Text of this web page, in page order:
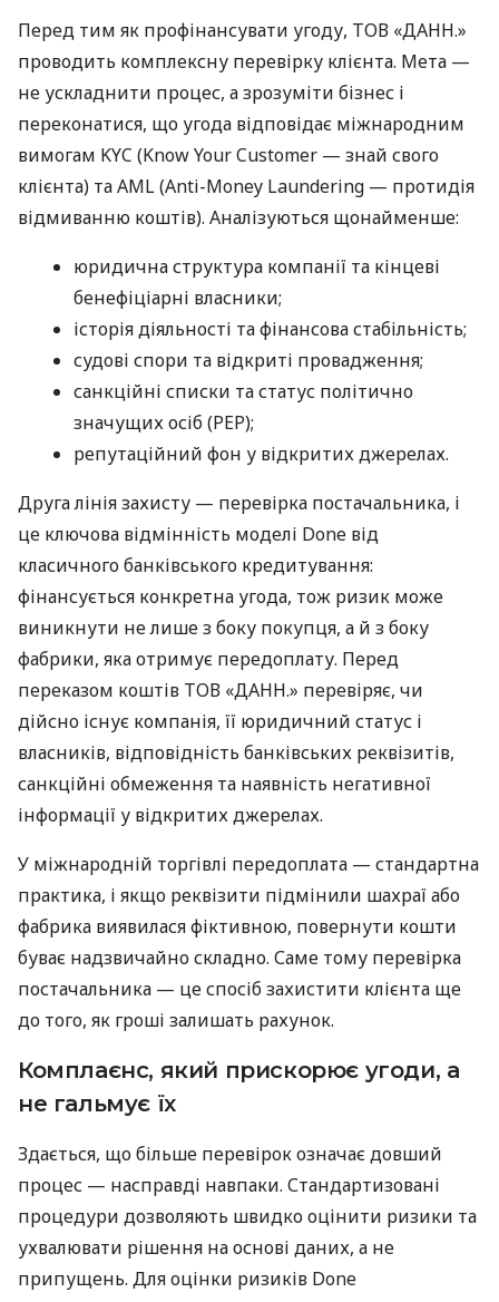
Перед тим як профінансувати угоду, ТОВ «ДАНН.»
проводить комплексну перевірку клієнта. Мета —
не ускладнити процес, а зрозуміти бізнес і
переконатися, що угода відповідає міжнародним
вимогам KYC (Know Your Customer — знай свого
клієнта) та AML (Anti-Money Laundering — протидія
відмиванню коштів). Аналізуються щонайменше:
юридична структура компанії та кінцеві
бенефіціарні власники;
історія діяльності та фінансова стабільність;
судові спори та відкриті провадження;
санкційні списки та статус політично
значущих осіб (PEP);
репутаційний фон у відкритих джерелах.
Друга лінія захисту — перевірка постачальника, і
це ключова відмінність моделі Done від
класичного банківського кредитування:
фінансується конкретна угода, тож ризик може
виникнути не лише з боку покупця, а й з боку
фабрики, яка отримує передоплату. Перед
переказом коштів ТОВ «ДАНН.» перевіряє, чи
дійсно існує компанія, її юридичний статус і
власників, відповідність банківських реквізитів,
санкційні обмеження та наявність негативної
інформації у відкритих джерелах.
У міжнародній торгівлі передоплата — стандартна
практика, і якщо реквізити підмінили шахраї або
фабрика виявилася фіктивною, повернути кошти
буває надзвичайно складно. Саме тому перевірка
постачальника — це спосіб захистити клієнта ще
до того, як гроші залишать рахунок.
Комплаєнс, який прискорює угоди, а
не гальмує їх
Здається, що більше перевірок означає довший
процес — насправді навпаки. Стандартизовані
процедури дозволяють швидко оцінити ризики та
ухвалювати рішення на основі даних, а не
припущень. Для оцінки ризиків Done